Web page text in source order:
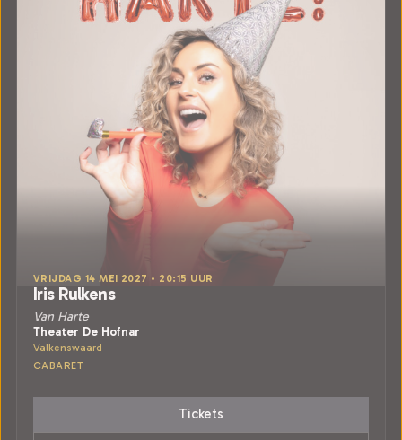
VRIJDAG 14 MEI 2027 • 20:15 UUR
Iris Rulkens
Van Harte
Theater De Hofnar
Valkenswaard
CABARET
Tickets